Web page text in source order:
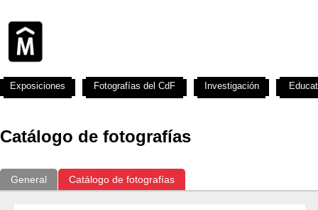
Catálogo de fotografías
General Catálogo de fotografías
Exposiciones Fotografías del CdF Investigación